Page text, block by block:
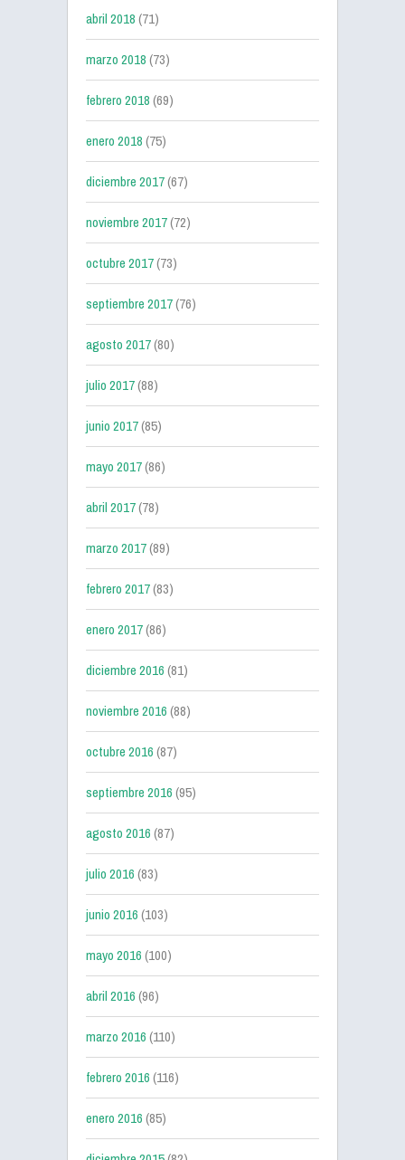
abril 2018(71)
marzo 2018(73)
febrero 2018(69)
enero 2018(75)
diciembre 2017(67)
noviembre 2017(72)
octubre 2017(73)
septiembre 2017(76)
agosto 2017(80)
julio 2017(88)
junio 2017(85)
mayo 2017(86)
abril 2017(78)
marzo 2017(89)
febrero 2017(83)
enero 2017(86)
diciembre 2016(81)
noviembre 2016(88)
octubre 2016(87)
septiembre 2016(95)
agosto 2016(87)
julio 2016(83)
junio 2016(103)
mayo 2016(100)
abril 2016(96)
marzo 2016(110)
febrero 2016(116)
enero 2016(85)